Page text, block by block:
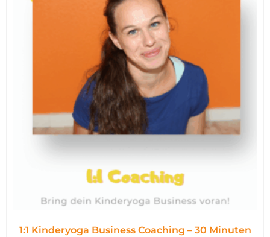
1:1 Kinderyoga Business Coaching – 30 Minuten